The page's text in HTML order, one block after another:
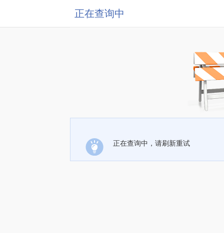
正在查询中
正在查询中，请刷新重试